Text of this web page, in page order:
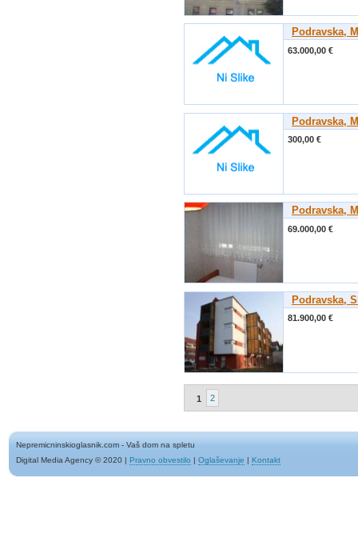
Podravska,
63.000,00 €
Podravska,
300,00 €
Podravska,
69.000,00 €
Podravska,
81.900,00 €
1 2
Nepremicninskioglasnik.com - Vaš dom na spletu
Digital Media Agency © 2020 | Pravno obvestilo | Oglaševanje | Kontakt